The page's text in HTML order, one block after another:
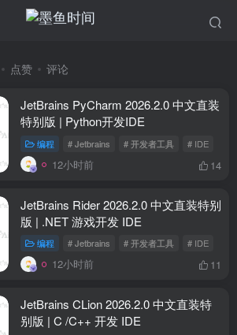
点赞 评论
JetBrains PyCharm 2026.2.0 中文直装
特别版 | Python开发IDE
编程 # Jetbrains # 开发者工具 # IDE
12小时前 14
JetBrains Rider 2026.2.0 中文直装特别
版 | .NET 游戏开发 IDE
编程 # Jetbrains # 开发者工具 # IDE
12小时前 11
JetBrains CLion 2026.2.0 中文直装特
别版 | C /C++ 开发 IDE